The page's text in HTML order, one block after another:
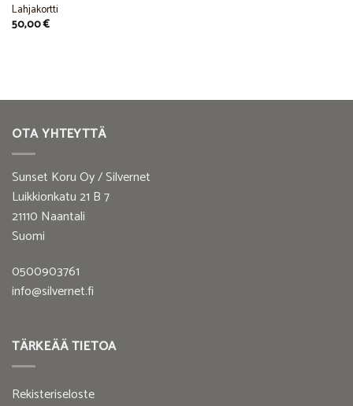
Lahjakortti
50,00€
OTA YHTEYTTÄ
Sunset Koru Oy / Silvernet
Luikkionkatu 21 B 7
21110 Naantali
Suomi
0500903761
info@silvernet.fi
TÄRKEÄÄ TIETOA
Rekisteriseloste